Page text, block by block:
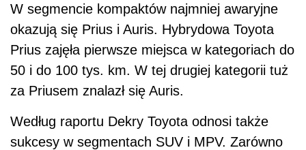
W segmencie kompaktów najmniej awaryjne
okazują się Prius i Auris. Hybrydowa Toyota
Prius zajęła pierwsze miejsca w kategoriach do
50 i do 100 tys. km. W tej drugiej kategorii tuż
za Priusem znalazł się Auris.
Według raportu Dekry Toyota odnosi także
sukcesy w segmentach SUV i MPV. Zarówno